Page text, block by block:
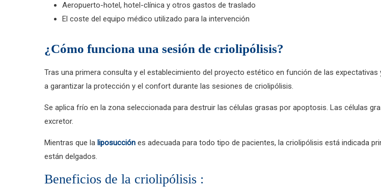
Aeropuerto-hotel, hotel-clínica y otros gastos de traslado
El coste del equipo médico utilizado para la intervención
¿Cómo funciona una sesión de criolipólisis?
Tras una primera consulta y el establecimiento del proyecto estético en función de las
a garantizar la protección y el confort durante las sesiones de criolipólisis.
Se aplica frío en la zona seleccionada para destruir las células grasas por apoptosis. Las células
excretor.
Mientras que la liposucción es adecuada para todo tipo de pacientes, la criolipólisis está indicada
están delgados.
Beneficios de la criolipólisis :